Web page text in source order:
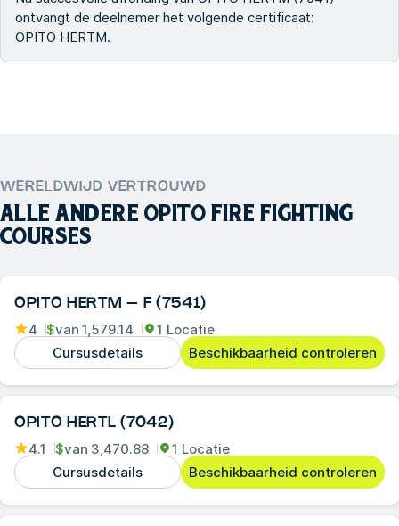
ontvangt de deelnemer het volgende certificaat:
OPITO HERTM.
WERELDWIJD VERTROUWD
ALLE ANDERE OPITO FIRE FIGHTING
COURSES
OPITO HERTM – F (7541)
4 $van 1,579.14
1 Locatie
Cursusdetails
Beschikbaarheid controleren
OPITO HERTL (7042)
4.1 $van 3,470.88
1 Locatie
Cursusdetails
Beschikbaarheid controleren